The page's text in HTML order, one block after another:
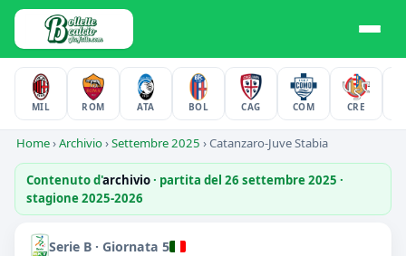
MIL ROM ATA BOL CAG COM CRE
Home›Archivio›Settembre 2025 ›Catanzaro-Juve Stabia
Contenuto d'archivio· partita del 26 settembre 2025 ·
stagione 2025-2026
Serie B · Giornata 5